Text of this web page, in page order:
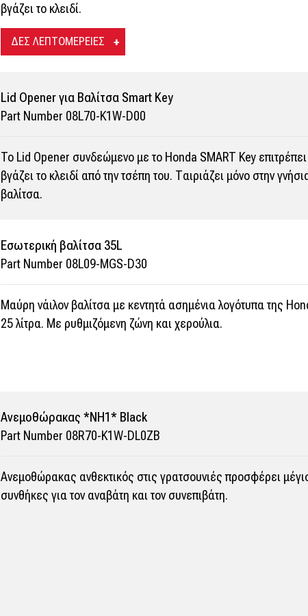
βγάζει το κλειδί.
ΔΕΣ ΛΕΠΤΟΜΕΡΕΙΕΣ
Lid Opener για Βαλίτσα Smart Key
Part Number 08L70-K1W-D00
To Lid Opener συνδεώμενο με το Honda SMART Key
βγάζει το κλειδί από την τσέπη του. Ταιριάζει μόνο στην
βαλίτσα.
Εσωτερική βαλίτσα 35L
Part Number 08L09-MGS-D30
Μαύρη νάιλον βαλίτσα με κεντητά ασημένια λογότυπα της
25 λίτρα. Με ρυθμιζόμενη ζώνη και χερούλια.
Ανεμοθώρακας *NH1* Black
Part Number 08R70-K1W-DL0ZB
Ανεμοθώρακας ανθεκτικός στις γρατσουνιές προσφέρει
συνθήκες για τον αναβάτη και τον συνεπιβάτη.